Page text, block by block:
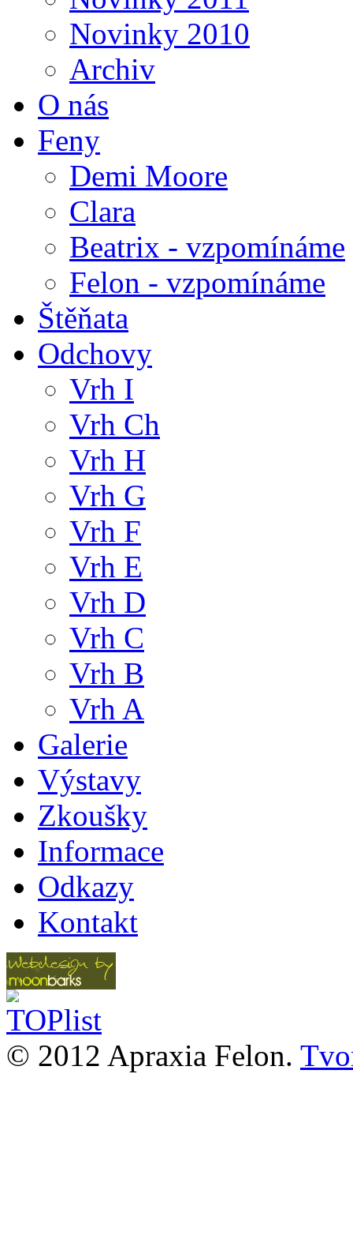
Novinky 2010
Archiv
O nás
Feny
Demi Moore
Clara
Beatrix - vzpomínáme
Felon - vzpomínáme
Štěňata
Odchovy
Vrh I
Vrh Ch
Vrh H
Vrh G
Vrh F
Vrh E
Vrh D
Vrh C
Vrh B
Vrh A
Galerie
Výstavy
Zkoušky
Informace
Odkazy
Kontakt
© 2012 Apraxia Felon.